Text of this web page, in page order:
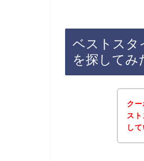
ベストスタ
を探してみ
ク
ス
し